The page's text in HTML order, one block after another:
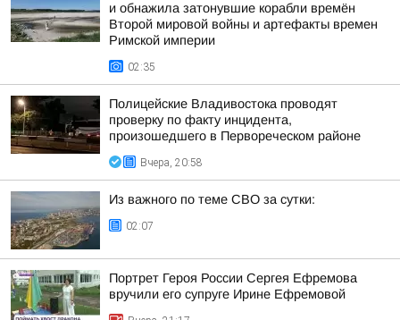
и обнажила затонувшие корабли времён
Второй мировой войны и артефакты времен
Римской империи
02:35
Полицейские Владивостока проводят
проверку по факту инцидента,
произошедшего в Первореческом районе
Вчера, 20:58
Из важного по теме СВО за сутки:
02:07
Портрет Героя России Сергея Ефремова
вручили его супруге Ирине Ефремовой